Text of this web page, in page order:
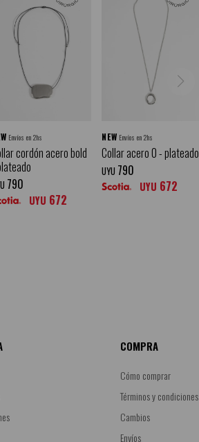
Envíos en 2hs
cordón acero bold
790
UYU 672
NEW Envíos en 2hs
Collar acero 0 - plateado
UYU 790
UYU 672
COMPRA
Cómo comprar
Términos y condiciones
Cambios
Envíos